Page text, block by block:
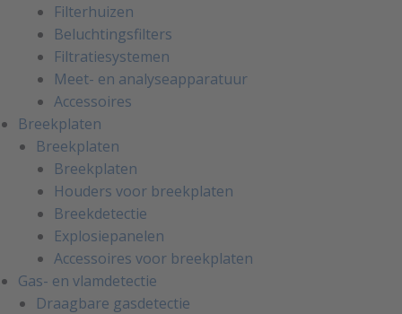
Filterhuizen
Beluchtingsfilters
Filtratiesystemen
Meet- en analyseapparatuur
Accessoires
Breekplaten
Breekplaten
Breekplaten
Houders voor breekplaten
Breekdetectie
Explosiepanelen
Accessoires voor breekplaten
Gas- en vlamdetectie
Draagbare gasdetectie